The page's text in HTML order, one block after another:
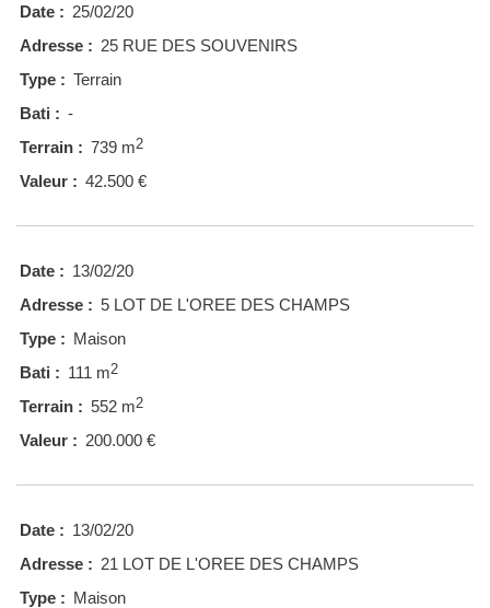
Date : 25/02/20
Adresse : 25 RUE DES SOUVENIRS
Type : Terrain
Bati : -
Terrain : 739 m2
Valeur : 42.500 €
Date : 13/02/20
Adresse : 5 LOT DE L'OREE DES CHAMPS
Type : Maison
Bati : 111 m2
Terrain : 552 m2
Valeur : 200.000 €
Date : 13/02/20
Adresse : 21 LOT DE L'OREE DES CHAMPS
Type : Maison